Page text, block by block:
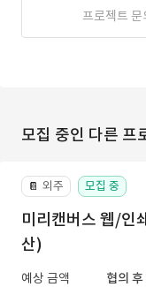
프로젝트 문
모집 중인 다른 프
📔 외주 모집 중
미리캔버스 웹/인
산)
예상 금액
협의